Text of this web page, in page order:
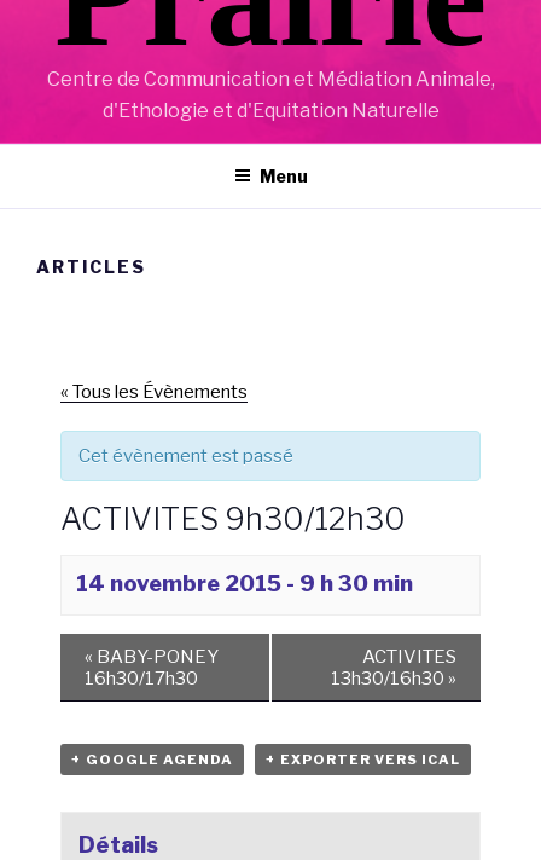
Centre de Communication et Médiation Animale,
d'Ethologie et d'Equitation Naturelle
Menu
ARTICLES
« Tous les Évènements
Cet évènement est passé
ACTIVITES 9h30/12h30
14 novembre 2015 - 9 h 30 min
« BABY-PONEY
16h30/17h30
ACTIVITES
13h30/16h30 »
+ GOOGLE AGENDA + EXPORTER VERS ICAL
Détails